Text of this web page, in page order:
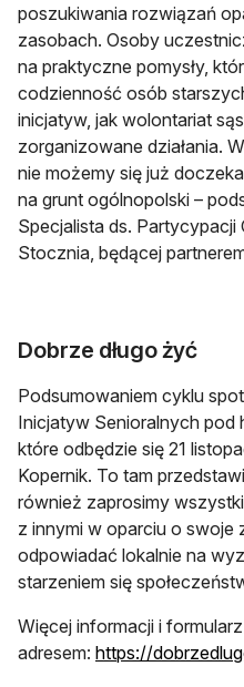
poszukiwania rozwiązań
zasobach. Osoby
na praktyczne pomysły,
codzienność osób
inicjatyw, jak wolontariat
zorganizowane działania.
nie możemy się już
na grunt ogólnopolski –
Specjalista ds.
Stocznia, będącej
Dobrze długo żyć
Podsumowaniem cyklu
Inicjatyw Senioralnych pod
które odbędzie się 21
Kopernik. To tam
również zaprosimy
z innymi w oparciu o swoje
odpowiadać lokalnie na
starzeniem się
Więcej informacji i
adresem: https://